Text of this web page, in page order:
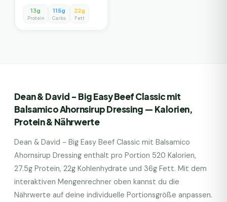
13g
Protein
115g
Carbs
22g
Fett
Dean & David - Big Easy Beef Classic mit
Balsamico Ahornsirup Dressing — Kalorien,
Protein & Nährwerte
Dean & David - Big Easy Beef Classic mit Balsamico
Ahornsirup Dressing enthält pro Portion 520 Kalorien,
27.5g Protein, 22g Kohlenhydrate und 36g Fett. Mit dem
interaktiven Mengenrechner oben kannst du die
Nährwerte auf deine individuelle Portionsgröße anpassen.